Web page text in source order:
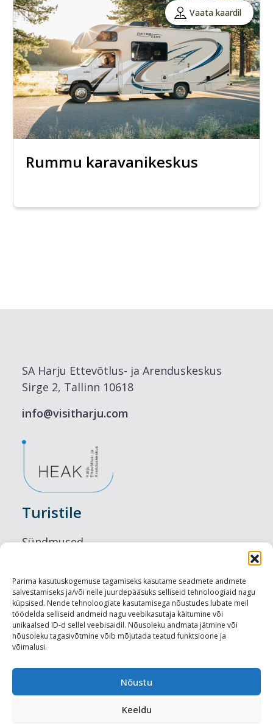
Parima kasutuskogemuse tagamiseks kasutame seadmete andmete
salvestamiseks ja/või neile juurdepääsuks selliseid tehnoloogiaid nagu
küpsised. Nende tehnoloogiate kasutamisega nõustudes lubate meil
töödelda selliseid andmeid nagu veebikasutaja käitumine või
unikaalsed ID-d sellel veebisaidil. Nõusoleku andmata jätmine või
nõusoleku tagasivõtmine võib mõjutada teatud funktsioone ja
võimalusi.
Nõustu
Keeldu
Vaata kaardil
Rummu karavanikeskus
SA Harju Ettevõtlus- ja Arenduskeskus
Sirge 2, Tallinn 10618
info@visitharju.com
Turistile
Sündmused
Maitseelamused
Vaatamisväärsused
Visit Tallinn
Turismiprofessionaalile
Harju-, Rapla- ja Läänemaa DMO